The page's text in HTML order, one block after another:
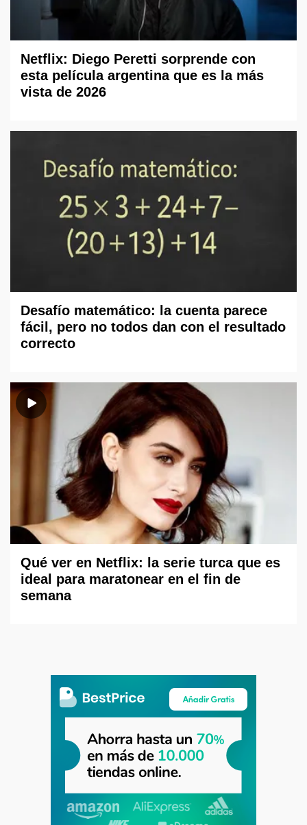
Netflix: Diego Peretti sorprende con
esta película argentina que es la más
vista de 2026
Desafío matemático: la cuenta parece
fácil, pero no todos dan con el resultado
correcto
Qué ver en Netflix: la serie turca que es
ideal para maratonear en el fin de
semana